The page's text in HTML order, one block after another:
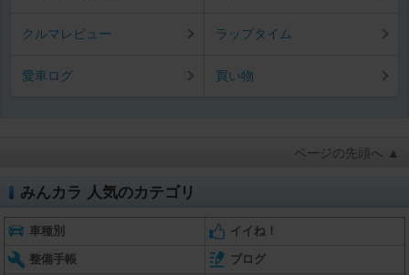
クルマレビュー ラップタイム
愛車ログ 買い物
ページの先頭へ ▲
みんカラ 人気のカテゴリ
車種別 イイね！
整備手帳 ブログ